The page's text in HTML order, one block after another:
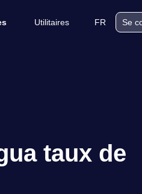
Utilitaires FR Se
taux de